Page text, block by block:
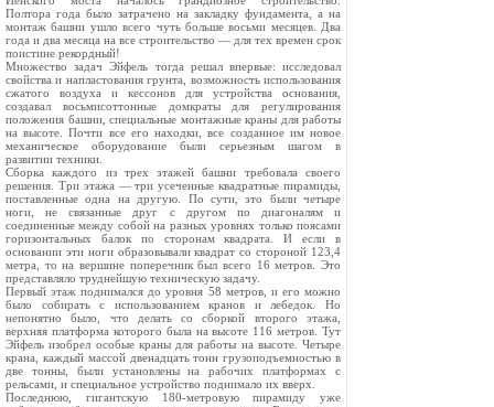
Полтора года было затрачено на закладку фундамента, а на
монтаж башни ушло всего чуть больше восьми месяцев. Два
года и два месяца на все строительство — для тех времен срок
поистине рекордный!
Множество задач Эйфель тогда решал впервые: исследовал
свойства и напластования грунта, возможность использования
сжатого воздуха и кессонов для устройства основания,
создавал восьмисоттонные домкраты для регулирования
положения башни, специальные монтажные краны для работы
на высоте. Почти все его находки, все созданное им новое
механическое оборудование были серьезным шагом в
развитии техники.
Сборка каждого из трех этажей башни требовала своего
решения. Три этажа — три усеченные квадратные пирамиды,
поставленные одна на другую. По сути, это были четыре
ноги, не связанные друг с другом по диагоналям и
соединенные между собой на разных уровнях только поясами
горизонтальных балок по сторонам квадрата. И если в
основании эти ноги образовывали квадрат со стороной 123,4
метра, то на вершине поперечник был всего 16 метров. Это
представляло труднейшую техническую задачу.
Первый этаж поднимался до уровня 58 метров, и его можно
было собирать с использованием кранов и лебедок. Но
непонятно было, что делать со сборкой второго этажа,
верхняя платформа которого была на высоте 116 метров. Тут
Эйфель изобрел особые краны для работы на высоте. Четыре
крана, каждый массой двенадцать тонн грузоподъемностью в
две тонны, были установлены на рабочих платформах с
рельсами, и специальное устройство поднимало их вверх.
Последнюю, гигантскую 180-метровую пирамиду уже